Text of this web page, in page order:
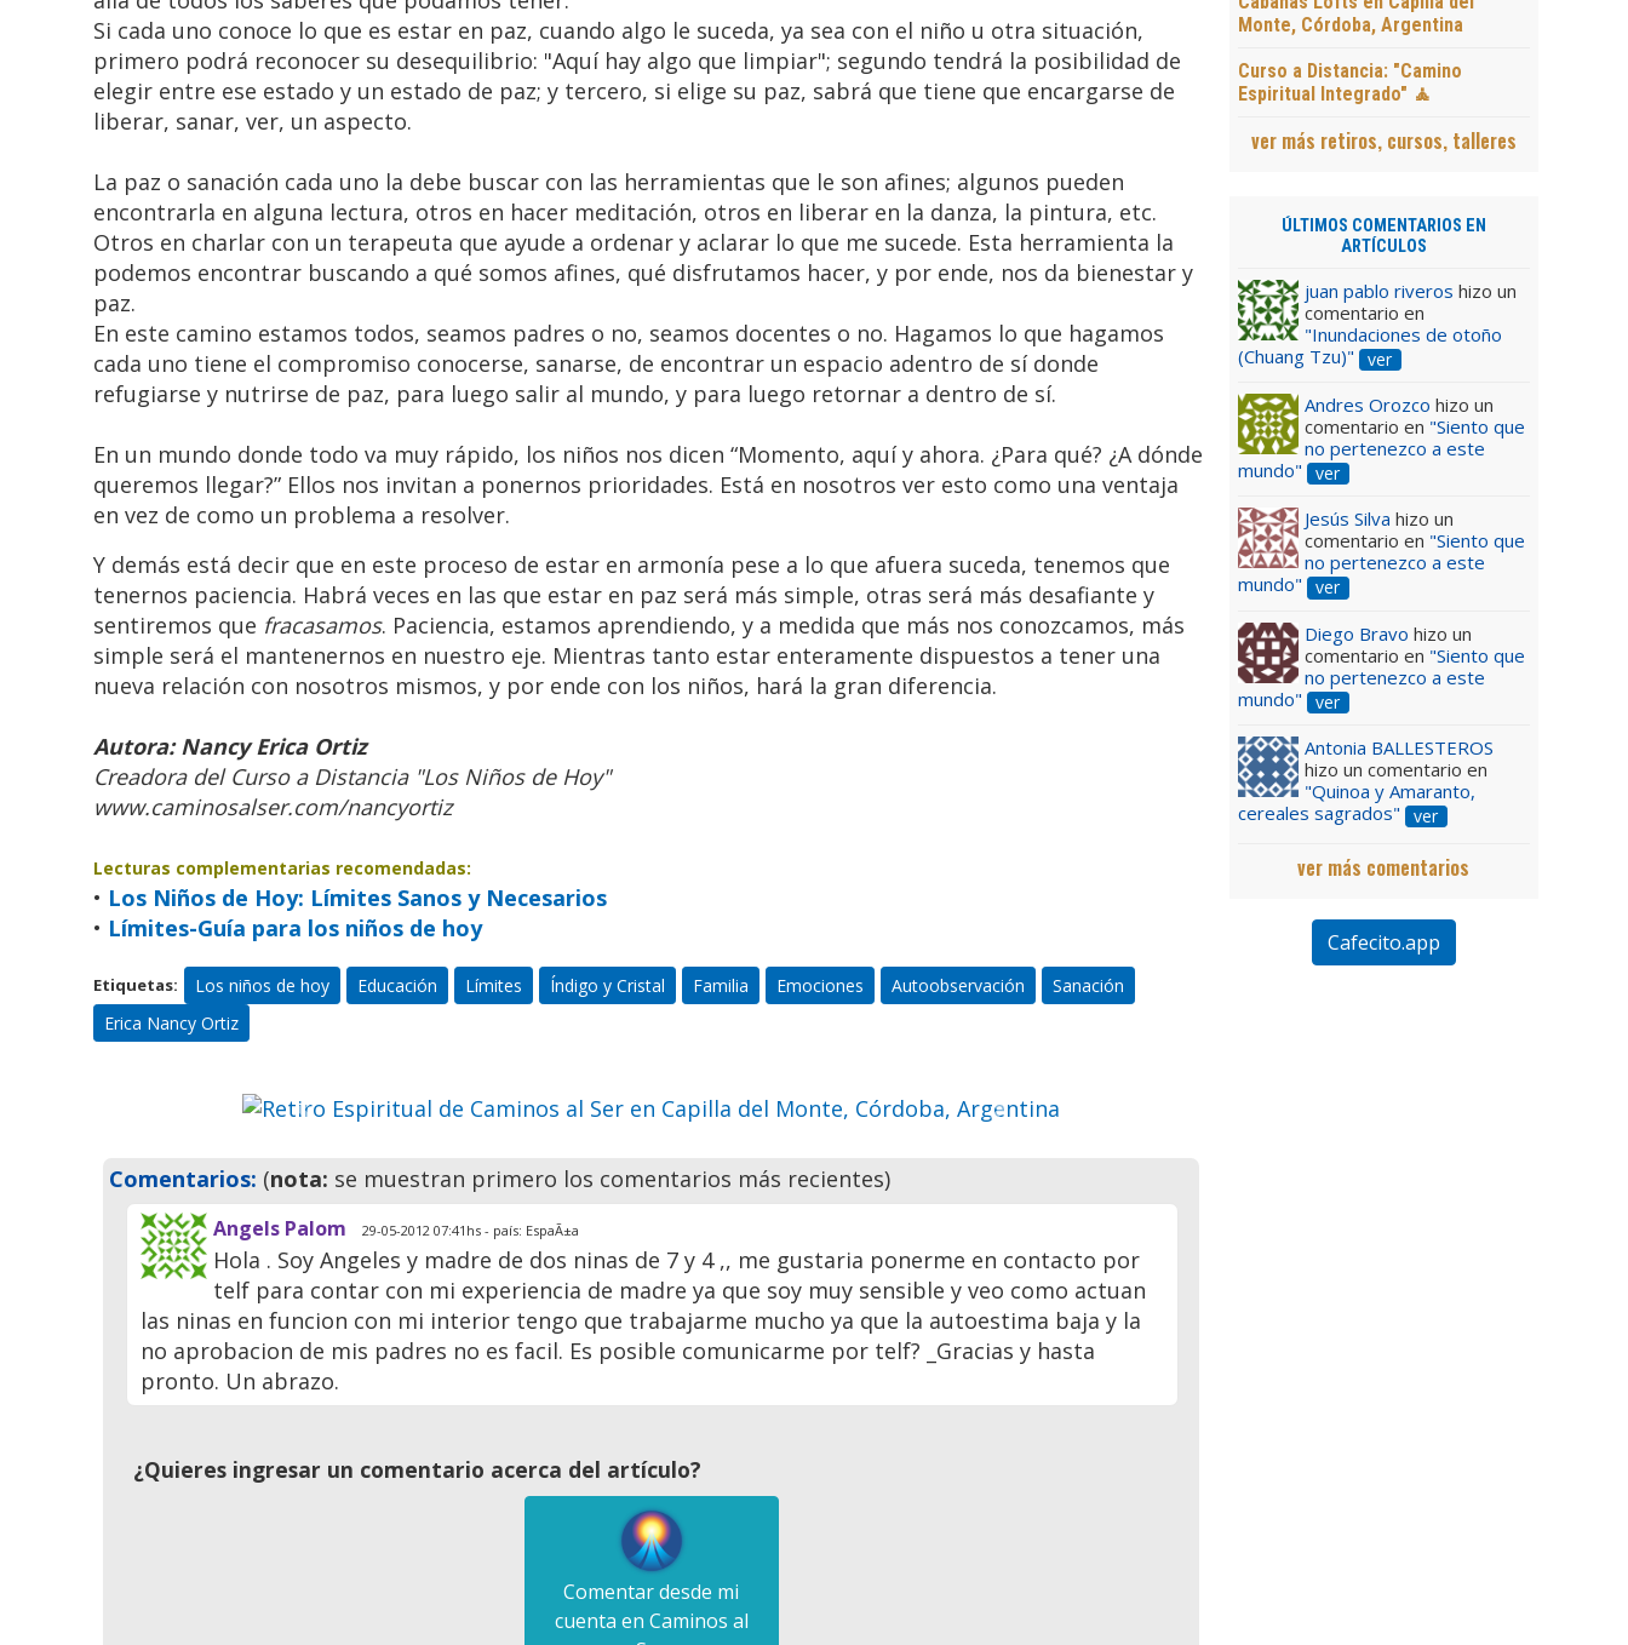
Si cada uno conoce lo que es estar en paz, cuando algo le suceda, ya sea con el niño u otra situación,
primero podrá reconocer su desequilibrio: "Aquí hay algo que limpiar"; segundo tendrá la posibilidad de
elegir entre ese estado y un estado de paz; y tercero, si elige su paz, sabrá que tiene que encargarse de
liberar, sanar, ver, un aspecto.
La paz o sanación cada uno la debe buscar con las herramientas que le son afines; algunos pueden
encontrarla en alguna lectura, otros en hacer meditación, otros en liberar en la danza, la pintura, etc.
Otros en charlar con un terapeuta que ayude a ordenar y aclarar lo que me sucede. Esta herramienta la
podemos encontrar buscando a qué somos afines, qué disfrutamos hacer, y por ende, nos da bienestar y
paz.
En este camino estamos todos, seamos padres o no, seamos docentes o no. Hagamos lo que hagamos
cada uno tiene el compromiso conocerse, sanarse, de encontrar un espacio adentro de sí donde
refugiarse y nutrirse de paz, para luego salir al mundo, y para luego retornar a dentro de sí.
En un mundo donde todo va muy rápido, los niños nos dicen “Momento, aquí y ahora. ¿Para qué? ¿A dónde
queremos llegar?” Ellos nos invitan a ponernos prioridades. Está en nosotros ver esto como una ventaja
en vez de como un problema a resolver.
Y demás está decir que en este proceso de estar en armonía pese a lo que afuera suceda, tenemos que
tenernos paciencia. Habrá veces en las que estar en paz será más simple, otras será más desafiante y
sentiremos que fracasamos. Paciencia, estamos aprendiendo, y a medida que más nos conozcamos, más
simple será el mantenernos en nuestro eje. Mientras tanto estar enteramente dispuestos a tener una
nueva relación con nosotros mismos, y por ende con los niños, hará la gran diferencia.
Autora: Nancy Erica Ortiz
Creadora del Curso a Distancia "Los Niños de Hoy"
www.caminosalser.com/nancyortiz
Lecturas complementarias recomendadas:
• Los Niños de Hoy: Límites Sanos y Necesarios
• Límites-Guía para los niños de hoy
Etiquetas: Los niños de hoy Educación Límites Índigo y Cristal Familia Emociones Autoobservación
Sanación
Erica Nancy Ortiz
Retiro Espiritual de Caminos al Ser en Capilla del
Monte, Córdoba, Argentina
Ven a pasar unos días inolvidables
Previo
Siguiente
Comentarios: (nota: se muestran primero los comentarios más recientes)
Angels Palom 29-05-2012 07:41hs - país: EspaÃ±a
Hola . Soy Angeles y madre de dos ninas de 7 y 4 ,, me gustaria ponerme en contacto por
telf para contar con mi experiencia de madre ya que soy muy sensible y veo como actuan
las ninas en funcion con mi interior tengo que trabajarme mucho ya que la autoestima baja y la
no aprobacion de mis padres no es facil. Es posible comunicarme por telf? _Gracias y hasta
pronto. Un abrazo.
¿Quieres ingresar un comentario acerca del artículo?
Comentar desde mi
cuenta en Caminos al
Monte, Córdoba, Argentina
Curso a Distancia: "Camino
Espiritual Integrado" 🧘
ver más retiros, cursos, talleres
ÚLTIMOS COMENTARIOS EN
ARTÍCULOS
juan pablo riveros hizo un
comentario en
"Inundaciones de otoño
(Chuang Tzu)"
ver
Andres Orozco hizo un
comentario en "Siento que
no pertenezco a este
mundo"
ver
Jesús Silva hizo un
comentario en "Siento que
no pertenezco a este
mundo"
ver
Diego Bravo hizo un
comentario en "Siento que
no pertenezco a este
mundo"
ver
Antonia BALLESTEROS
hizo un comentario en
"Quinoa y Amaranto,
cereales sagrados"
ver
ver más comentarios
Cafecito.app